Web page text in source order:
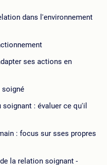
dans l'environnement
ses actions en
soigné
: évaluer ce qu'il
: focus sur sses propres
la relation soignant -